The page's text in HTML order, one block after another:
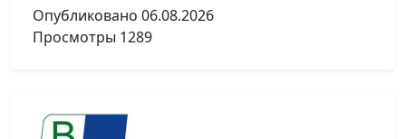
Опубликовано 06.08.2026
Просмотры 1289